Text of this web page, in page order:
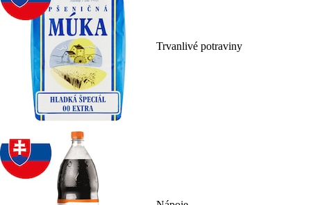
Trvanlivé potraviny